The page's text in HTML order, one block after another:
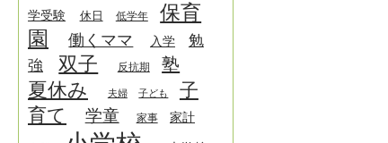
学受験
休日 低学年
保育
園
働くママ 入学
勉
強
双子 反抗期 塾
夏休み 夫婦 子ども
子
育て
学童 家事 家計